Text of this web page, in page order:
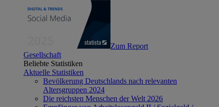
Zum Report
Gesellschaft
Beliebte Statistiken
Aktuelle Statistiken
Bevölkerung Deutschlands nach relevanten
Altersgruppen 2024
Die reichsten Menschen der Welt 2026